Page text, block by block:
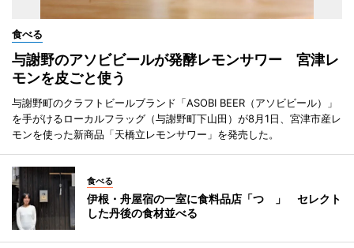
食べる
与謝野のアソビビールが発酵レモンサワー 宮津レ
モンを皮ごと使う
与謝野町のクラフトビールブランド「ASOBI BEER（アソビビール）」
を手がけるローカルフラッグ（与謝野町下山田）が8月1日、宮津市産レ
モンを使った新商品「天橋立レモンサワー」を発売した。
食べる
伊根・舟屋宿の一室に食料品店「つゝ」 セレクト
した丹後の食材並べる